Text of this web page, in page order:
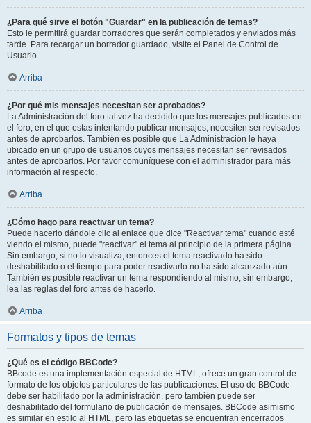
¿Para qué sirve el botón "Guardar" en la publicación de temas?
Esto le permitirá guardar borradores que serán completados y enviados más
tarde. Para recargar un borrador guardado, visite el Panel de Control de
Usuario.
Arriba
¿Por qué mis mensajes necesitan ser aprobados?
La Administración del foro tal vez ha decidido que los mensajes publicados en
el foro, en el que estas intentando publicar mensajes, necesiten ser revisados
antes de aprobarlos. También es posible que La Administración le haya
ubicado en un grupo de usuarios cuyos mensajes necesitan ser revisados
antes de aprobarlos. Por favor comuníquese con el administrador para más
información al respecto.
Arriba
¿Cómo hago para reactivar un tema?
Puede hacerlo dándole clic al enlace que dice "Reactivar tema" cuando esté
viendo el mismo, puede "reactivar" el tema al principio de la primera página.
Sin embargo, si no lo visualiza, entonces el tema reactivado ha sido
deshabilitado o el tiempo para poder reactivarlo no ha sido alcanzado aún.
También es posible reactivar un tema respondiendo al mismo, sin embargo,
lea las reglas del foro antes de hacerlo.
Arriba
Formatos y tipos de temas
¿Qué es el código BBCode?
BBcode es una implementación especial de HTML, ofrece un gran control de
formato de los objetos particulares de las publicaciones. El uso de BBCode
debe ser habilitado por la administración, pero también puede ser
deshabilitado del formulario de publicación de mensajes. BBCode asimismo
es similar en estilo al HTML, pero las etiquetas se encuentran encerrados